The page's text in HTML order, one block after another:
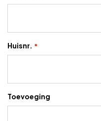
Huisnr. *
Toevoeging